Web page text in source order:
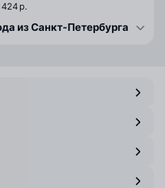
424 р.
из Санкт-Петербурга